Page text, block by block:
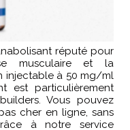
réputé pour
musculaire et la
injectable à 50 mg/ml
est particulièrement
Vous pouvez
cher en ligne, sans
à notre service